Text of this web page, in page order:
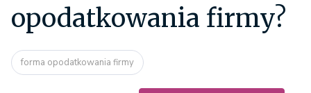
opodatkowania firmy?
forma opodatkowania firmy